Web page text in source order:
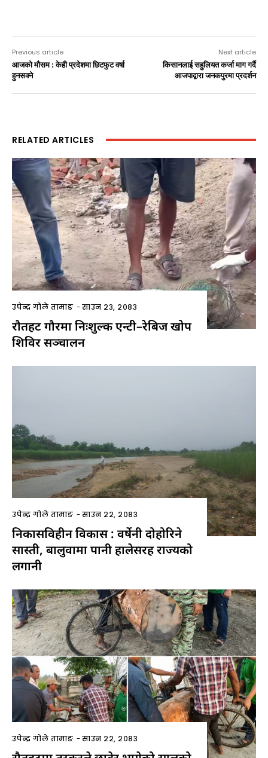
Previous article
आजको मौसम : केही प्रदेशमा छिटफुट वर्षा
हुनसक्ने
Next article
किसानलाई सहुलियत कर्जा माग गर्दै
आजपाद्वारा जनकपुरमा प्रदर्शन
RELATED ARTICLES
उपेन्द्र गोले तामाङ -साउन २३, २०८३
राैतहट गौरमा निःशुल्क एन्टी–रेबिज खोप
शिविर सञ्चालन
उपेन्द्र गोले तामाङ -साउन २२, २०८३
निकासविहीन विकास : वर्षेनी दोहोरिने
सास्ती, बालुवामा पानी हालेसरह राज्यको
लगानी
उपेन्द्र गोले तामाङ -साउन २२, २०८३